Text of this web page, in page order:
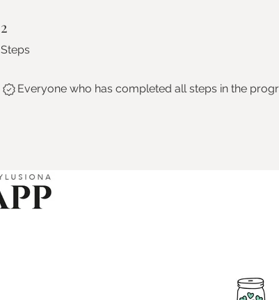
2
Steps
Everyone who has completed all steps in the